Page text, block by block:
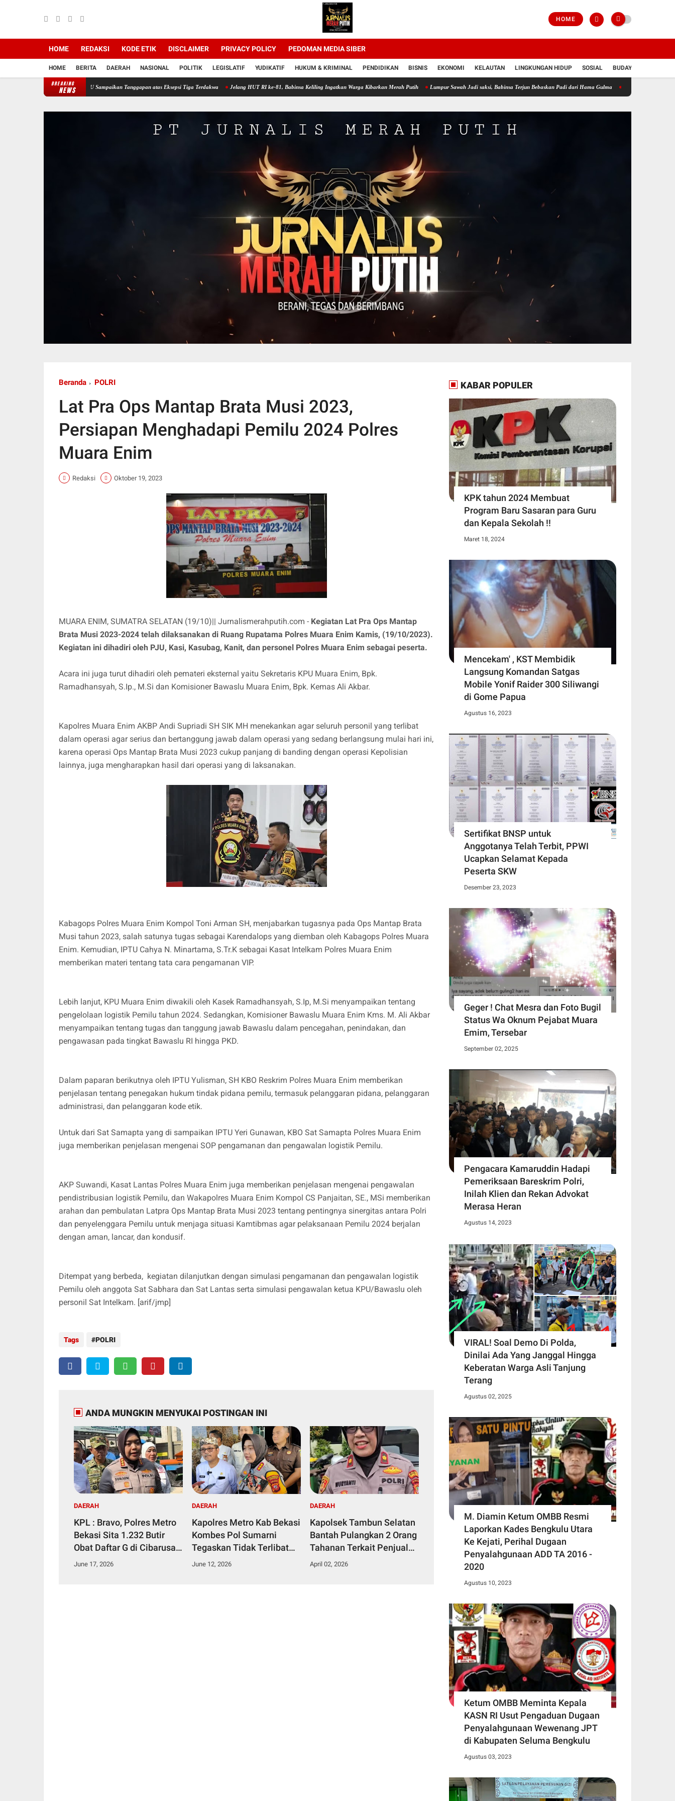
HOME
HOME REDAKSI KODE ETIK DISCLAIMER PRIVACY POLICY PEDOMAN MEDIA SIBER
HOME BERITA DAERAH NASIONAL POLITIK LEGISLATIF YUDIKATIF HUKUM & KRIMINAL PENDIDIKAN BISNIS EKONOMI KELAUTAN LINGKUNGAN HIDUP SOSIAL BUDAYA
BREAKING
NEWS
Semen Baturaja, JPU Sampaikan Tanggapan atas Eksepsi Tiga Terdakwa Jelang HUT RI ke-81, Babinsa Keliling Ingatkan Warga Kibarkan Merah Putih Lumpur Sawah Jadi saksi, Babinsa Terjun Bebaskan Padi dari Hama Gulma Perkuat Ketahanan Pangan
Beranda POLRI
Lat Pra Ops Mantap Brata Musi 2023,
Persiapan Menghadapi Pemilu 2024 Polres
Muara Enim
Redaksi Oktober 19, 2023
MUARA ENIM, SUMATRA SELATAN (19/10)|| Jurnalismerahputih.com - Kegiatan Lat Pra Ops Mantap
Brata Musi 2023-2024 telah dilaksanakan di Ruang Rupatama Polres Muara Enim Kamis, (19/10/2023).
Kegiatan ini dihadiri oleh PJU, Kasi, Kasubag, Kanit, dan personel Polres Muara Enim sebagai peserta.
Acara ini juga turut dihadiri oleh pemateri eksternal yaitu Sekretaris KPU Muara Enim, Bpk.
Ramadhansyah, S.Ip., M.Si dan Komisioner Bawaslu Muara Enim, Bpk. Kemas Ali Akbar.
Kapolres Muara Enim AKBP Andi Supriadi SH SIK MH menekankan agar seluruh personil yang terlibat
dalam operasi agar serius dan bertanggung jawab dalam operasi yang sedang berlangsung mulai hari ini,
karena operasi Ops Mantap Brata Musi 2023 cukup panjang di banding dengan operasi Kepolisian
lainnya, juga mengharapkan hasil dari operasi yang di laksanakan.
Kabagops Polres Muara Enim Kompol Toni Arman SH, menjabarkan tugasnya pada Ops Mantap Brata
Musi tahun 2023, salah satunya tugas sebagai Karendalops yang diemban oleh Kabagops Polres Muara
Enim. Kemudian, IPTU Cahya N. Minartama, S.Tr.K sebagai Kasat Intelkam Polres Muara Enim
memberikan materi tentang tata cara pengamanan VIP.
Lebih lanjut, KPU Muara Enim diwakili oleh Kasek Ramadhansyah, S.Ip, M.Si menyampaikan tentang
pengelolaan logistik Pemilu tahun 2024. Sedangkan, Komisioner Bawaslu Muara Enim Kms. M. Ali Akbar
menyampaikan tentang tugas dan tanggung jawab Bawaslu dalam pencegahan, penindakan, dan
pengawasan pada tingkat Bawaslu RI hingga PKD.
Dalam paparan berikutnya oleh IPTU Yulisman, SH KBO Reskrim Polres Muara Enim memberikan
penjelasan tentang penegakan hukum tindak pidana pemilu, termasuk pelanggaran pidana, pelanggaran
administrasi, dan pelanggaran kode etik.
Untuk dari Sat Samapta yang di sampaikan IPTU Yeri Gunawan, KBO Sat Samapta Polres Muara Enim
juga memberikan penjelasan mengenai SOP pengamanan dan pengawalan logistik Pemilu.
AKP Suwandi, Kasat Lantas Polres Muara Enim juga memberikan penjelasan mengenai pengawalan
pendistribusian logistik Pemilu, dan Wakapolres Muara Enim Kompol CS Panjaitan, SE., MSi memberikan
arahan dan pembulatan Latpra Ops Mantap Brata Musi 2023 tentang pentingnya sinergitas antara Polri
dan penyelenggara Pemilu untuk menjaga situasi Kamtibmas agar pelaksanaan Pemilu 2024 berjalan
dengan aman, lancar, dan kondusif.
Ditempat yang berbeda, kegiatan dilanjutkan dengan simulasi pengamanan dan pengawalan logistik
Pemilu oleh anggota Sat Sabhara dan Sat Lantas serta simulasi pengawalan ketua KPU/Bawaslu oleh
personil Sat Intelkam. [arif/jmp]
Tags POLRI
ANDA MUNGKIN MENYUKAI POSTINGAN INI
DAERAH
KPL : Bravo, Polres Metro
Bekasi Sita 1.232 Butir
Obat Daftar G di Cibarusah
Bekasi
June 17, 2026
DAERAH
Kapolres Metro Kab Bekasi
Kombes Pol Sumarni
Tegaskan Tidak Terlibat
Korupsi di BGN.
June 12, 2026
DAERAH
Kapolsek Tambun Selatan
Bantah Pulangkan 2 Orang
Tahanan Terkait Penjualan
Obat G
April 02, 2026
KABAR POPULER
KPK tahun 2024 Membuat
Program Baru Sasaran para Guru
dan Kepala Sekolah !!
Maret 18, 2024
Mencekam' , KST Membidik
Langsung Komandan Satgas
Mobile Yonif Raider 300 Siliwangi
di Gome Papua
Agustus 16, 2023
Sertifikat BNSP untuk
Anggotanya Telah Terbit, PPWI
Ucapkan Selamat Kepada
Peserta SKW
Desember 23, 2023
Geger ! Chat Mesra dan Foto Bugil
Status Wa Oknum Pejabat Muara
Emim, Tersebar
September 02, 2025
Pengacara Kamaruddin Hadapi
Pemeriksaan Bareskrim Polri,
Inilah Klien dan Rekan Advokat
Merasa Heran
Agustus 14, 2023
VIRAL! Soal Demo Di Polda,
Dinilai Ada Yang Janggal Hingga
Keberatan Warga Asli Tanjung
Terang
Agustus 02, 2025
M. Diamin Ketum OMBB Resmi
Laporkan Kades Bengkulu Utara
Ke Kejati, Perihal Dugaan
Penyalahgunaan ADD TA 2016 -
2020
Agustus 10, 2023
Ketum OMBB Meminta Kepala
KASN RI Usut Pengaduan Dugaan
Penyalahgunaan Wewenang JPT
di Kabupaten Seluma Bengkulu
Agustus 03, 2023